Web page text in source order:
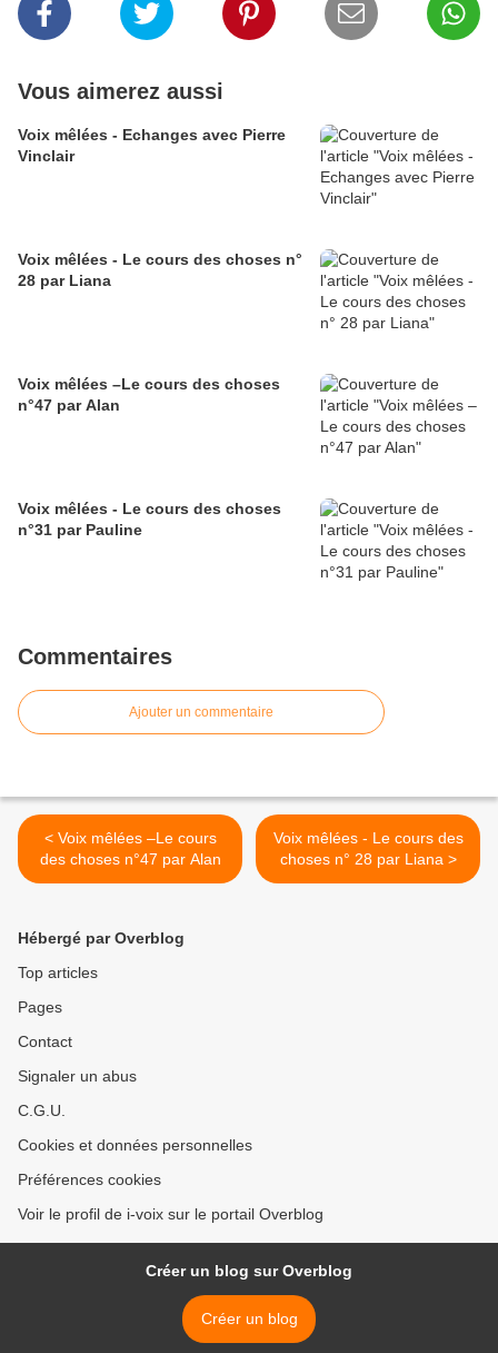
Vous aimerez aussi
Voix mêlées - Echanges avec Pierre
Vinclair
Voix mêlées - Le cours des choses n°
28 par Liana
Voix mêlées –Le cours des choses
n°47 par Alan
Voix mêlées - Le cours des choses
n°31 par Pauline
Commentaires
Ajouter un commentaire
< Voix mêlées –Le cours
des choses n°47 par Alan
Voix mêlées - Le cours des
choses n° 28 par Liana >
Hébergé par Overblog
Top articles
Pages
Contact
Signaler un abus
C.G.U.
Cookies et données personnelles
Préférences cookies
Voir le profil de i-voix sur le portail Overblog
Créer un blog sur Overblog
Créer un blog